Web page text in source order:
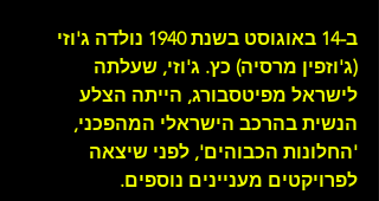
ב-14 באוגוסט בשנת 1940 נולדה ג'וזי
(ג'וזפין מרסיה) כץ. ג'וזי, שעלתה
לישראל מפיטסבורג, הייתה הצלע
הנשית בהרכב הישראלי המהפכני,
'החלונות הכבוהים', לפני שיצאה
לפרויקטים מעניינים נוספים.